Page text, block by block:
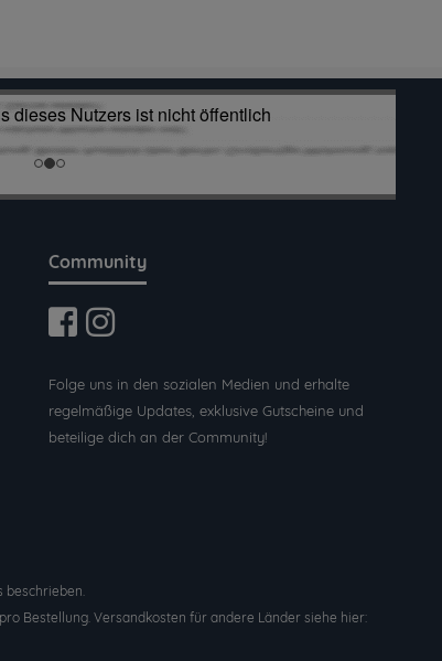
Community
Folge uns in den sozialen Medien und erhalte
regelmäßige Updates, exklusive Gutscheine und
beteilige dich an der Community!
beschrieben.
Bestellung. Versandkosten für andere Länder siehe hier: